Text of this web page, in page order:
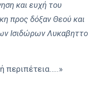
και ευχή του
προς δόξαν Θεού και
Ισιδώρων
περιπέτεια…..»